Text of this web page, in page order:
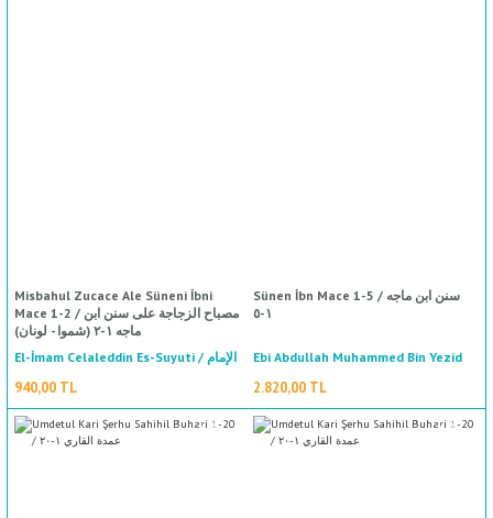
%50
indirim
Misbahul Zucace Ale Süneni İbni
Mace 1-2 / مصباح الزجاجة على سنن ابن
ماجه ١-٢ (شموا - لونان)
El-İmam Celaleddin Es-Suyuti / الإمام
جلال الدين السيوطي
940,00 TL
Sünen İbn Mace 1-5 / سنن ابن ماجه
١-٥
Ebi Abdullah Muhammed Bin Yezid
İbn Mace / أبي عبد الله محمد بن يزيد ابن
ماجه
2.820,00 TL